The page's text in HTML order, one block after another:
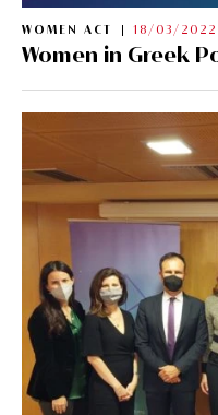
WOMEN ACT 18/03/2022
Women in Greek